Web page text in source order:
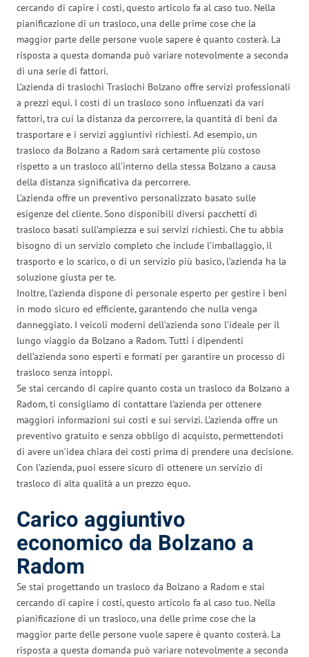
cercando di capire i costi, questo articolo fa al caso tuo. Nella
pianificazione di un trasloco, una delle prime cose che la
maggior parte delle persone vuole sapere è quanto costerà. La
risposta a questa domanda può variare notevolmente a seconda
di una serie di fattori.
L’azienda di traslochi Traslochi Bolzano offre servizi professionali
a prezzi equi. I costi di un trasloco sono influenzati da vari
fattori, tra cui la distanza da percorrere, la quantità di beni da
trasportare e i servizi aggiuntivi richiesti. Ad esempio, un
trasloco da Bolzano a Radom sarà certamente più costoso
rispetto a un trasloco all’interno della stessa Bolzano a causa
della distanza significativa da percorrere.
L’azienda offre un preventivo personalizzato basato sulle
esigenze del cliente. Sono disponibili diversi pacchetti di
trasloco basati sull’ampiezza e sui servizi richiesti. Che tu abbia
bisogno di un servizio completo che include l’imballaggio, il
trasporto e lo scarico, o di un servizio più basico, l’azienda ha la
soluzione giusta per te.
Inoltre, l’azienda dispone di personale esperto per gestire i beni
in modo sicuro ed efficiente, garantendo che nulla venga
danneggiato. I veicoli moderni dell’azienda sono l’ideale per il
lungo viaggio da Bolzano a Radom. Tutti i dipendenti
dell’azienda sono esperti e formati per garantire un processo di
trasloco senza intoppi.
Se stai cercando di capire quanto costa un trasloco da Bolzano a
Radom, ti consigliamo di contattare l’azienda per ottenere
maggiori informazioni sui costi e sui servizi. L’azienda offre un
preventivo gratuito e senza obbligo di acquisto, permettendoti
di avere un’idea chiara dei costi prima di prendere una decisione.
Con l’azienda, puoi essere sicuro di ottenere un servizio di
trasloco di alta qualità a un prezzo equo.
Carico aggiuntivo
economico da Bolzano a
Radom
Se stai progettando un trasloco da Bolzano a Radom e stai
cercando di capire i costi, questo articolo fa al caso tuo. Nella
pianificazione di un trasloco, una delle prime cose che la
maggior parte delle persone vuole sapere è quanto costerà. La
risposta a questa domanda può variare notevolmente a seconda